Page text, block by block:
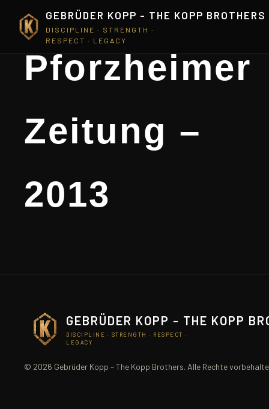
GEBRÜDER KOPP - THE KOPP BROTHERS
DISCIPLINE · STRENGTH ·
RESPECT · LEGACY
Pforzheimer
Zeitung –
2013
GEBRÜDER KOPP - THE KOPP
DISCIPLINE · STRENGTH · RESPECT ·
LEGACY
© 2026 Gebrüder Kopp – The Kopp Brothers. Alle Rechte